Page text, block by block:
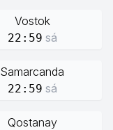
Vostok
22:59 sá
Samarcanda
22:59 sá
Qostanay